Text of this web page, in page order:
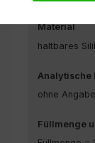
Material
haltbares
Analytische
ohne Angabe
Füllmenge